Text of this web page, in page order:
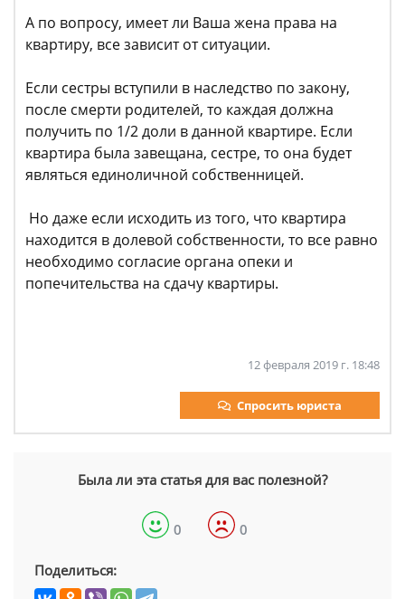
А по вопросу, имеет ли Ваша жена права на
квартиру, все зависит от ситуации.
Если сестры вступили в наследство по закону,
после смерти родителей, то каждая должна
получить по 1/2 доли в данной квартире. Если
квартира была завещана, сестре, то она будет
являться единоличной собственницей.
Но даже если исходить из того, что квартира
находится в долевой собственности, то все равно
необходимо согласие органа опеки и
попечительства на сдачу квартиры.
12 февраля 2019 г. 18:48
Спросить юриста
Была ли эта статья для вас полезной?
0 0
Поделиться: